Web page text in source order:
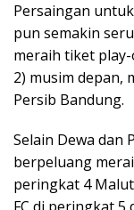
Persaingan
pun semakin
meraih tiket play-
2) musim depan,
Persib Bandung.
Selain Dewa dan
berpeluang
peringkat 4